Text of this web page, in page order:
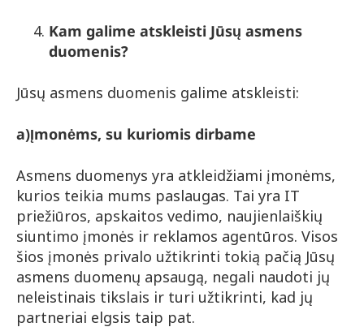
Kam galime atskleisti Jūsų asmens
duomenis?
Jūsų asmens duomenis galime atskleisti:
a)Įmonėms, su kuriomis dirbame
Asmens duomenys yra atkleidžiami įmonėms,
kurios teikia mums paslaugas. Tai yra IT
priežiūros, apskaitos vedimo, naujienlaiškių
siuntimo įmonės ir reklamos agentūros. Visos
šios įmonės privalo užtikrinti tokią pačią Jūsų
asmens duomenų apsaugą, negali naudoti jų
neleistinais tikslais ir turi užtikrinti, kad jų
partneriai elgsis taip pat.